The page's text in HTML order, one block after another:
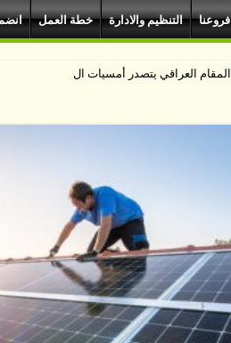
فروعنا التنظيم والادارة خطة العمل انضم
المقام العراقي يتصدر أمسيات الهيبودروم في مهر